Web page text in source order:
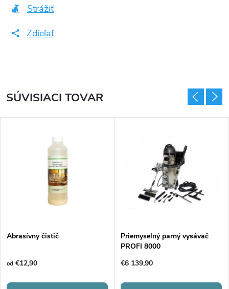
Strážiť
Zdieľať
SÚVISIACI TOVAR
Abrasívny čistič
od €12,90
Priemyselný parný vysávač
PROFI 8000
€6 139,90